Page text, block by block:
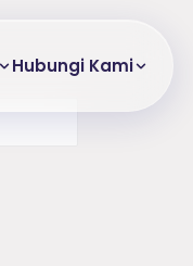
Hubungi Kami